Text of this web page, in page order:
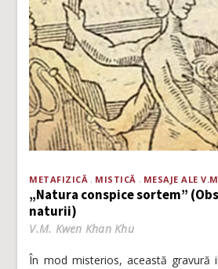
METAFIZICĂ MISTICĂ MESAJE ALE
„Natura conspice sortem”
naturii)
V.M. Kwen Khan Khu
În mod misterios, această gravură